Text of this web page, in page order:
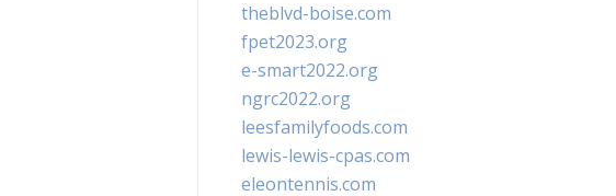
theblvd-boise.com
fpet2023.org
e-smart2022.org
ngrc2022.org
leesfamilyfoods.com
lewis-lewis-cpas.com
eleontennis.com